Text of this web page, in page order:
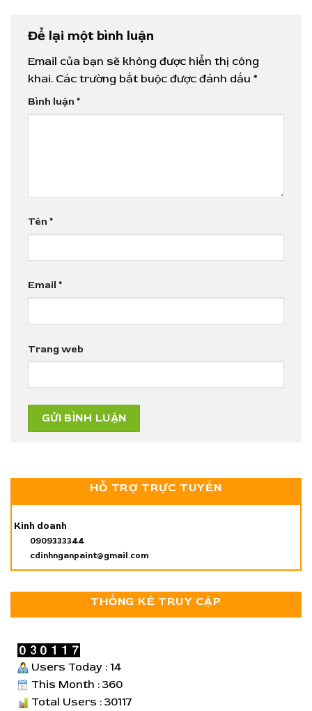
Để lại một bình luận
Email của bạn sẽ không được hiển thị công
khai. Các trường bắt buộc được đánh dấu *
Bình luận *
Tên *
Email *
Trang web
HỖ TRỢ TRỰC TUYẾN
Kinh doanh
0909333344
cdinhnganpaint@gmail.com
THỐNG KÊ TRUY CẬP
Users Today : 14
This Month : 360
Total Users : 30117